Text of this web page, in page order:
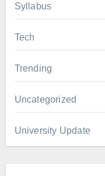
Syllabus
Tech
Trending
Uncategorized
University Update